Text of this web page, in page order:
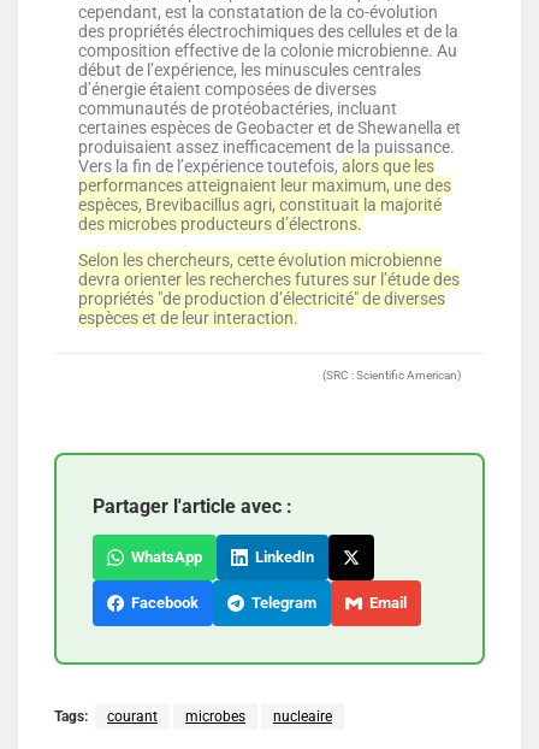
cependant, est la constatation de la co-évolution
des propriétés électrochimiques des cellules et de la
composition effective de la colonie microbienne. Au
début de l’expérience, les minuscules centrales
d’énergie étaient composées de diverses
communautés de protéobactéries, incluant
certaines espèces de Geobacter et de Shewanella et
produisaient assez inefficacement de la puissance.
Vers la fin de l’expérience toutefois, alors que les
performances atteignaient leur maximum, une des
espèces, Brevibacillus agri, constituait la majorité
des microbes producteurs d’électrons.
Selon les chercheurs, cette évolution microbienne
devra orienter les recherches futures sur l’étude des
propriétés "de production d’électricité" de diverses
espèces et de leur interaction.
(SRC : Scientific American)
Partager l'article avec :
WhatsApp LinkedIn
Facebook Telegram Email
Tags: courant microbes nucleaire